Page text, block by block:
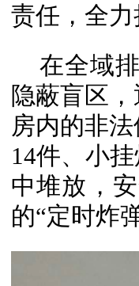
责任，全
在全域
隐蔽盲区
房内的非
14件、小
中堆放，
的“定时炸弹